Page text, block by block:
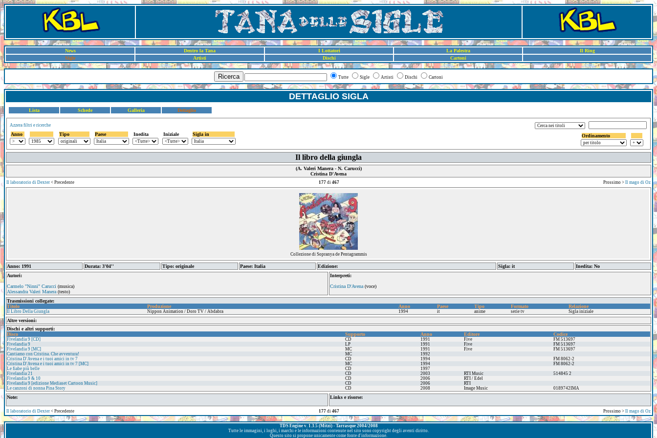
News Dentro la Tana I Lottatori La Palestra
Il Ring
Sigle
Artisti Dischi Cartoni
Ricerca Tutte Sigle Artisti Dischi Cartoni
DETTAGLIO SIGLA
Lista Schede Galleria Dettaglio
Azzera filtri e ricerche
Anno Tipo Paese Inedita Iniziale Sigla in Ordinamento
Il libro della giungla
(A. Valeri Manera - N. Carucci)
Cristina D'Avena
Il laboratorio di Dexter < Precedente 177di 467 Prossimo > Il mago di Oz
Collezione di Sopranya de Pentagrammis
Anno: 1991 Durata: 3'04'' Tipo: originale Paese: Italia Edizione: Sigla: it
Inedita: No
Autori:
Carmelo "Ninni" Carucci (musica)
Alessandra Valeri Manera (testo)
Interpreti:
Cristina D'Avena (voce)
Trasmissioni collegate:
Titolo
Produzione Anno Paese Tipo Formato Relazione
Il Libro Della Giungla Nippon Animation / Doro TV / Abdabra 1994 it anime serie tv Sigla iniziale
Altre versioni:
Dischi e altri supporti:
Disco
Supporto Anno Editore Codice
Fivelandia 9 [CD] CD 1991 Five
FM 513697
Fivelandia 9
LP 1991 Five
FM 513697
Fivelandia 9 [MC]
MC 1991 Five
FM 513697
Cantiamo con Cristina. Che avventura!
MC
1992
Cristina D'Avena e i tuoi amici in tv 7
CD 1994
FM 8062-2
Cristina D'Avena e i tuoi amici in tv 7 [MC]
MC 1994
FM 8062-2
Le fiabe più belle
CD
1997
Fivelandia 21
CD 2003 RTI Music
514845 2
Fivelandia 9 & 10
CD 2006
RTI / Edel
Fivelandia 9 [edizione Mediaset Cartoon Music]
CD 2006
RTI
Le canzoni di nonna Pina Story
CD 2008 Image Music 0189742IMA
Note: Links e risorse:
Il laboratorio di Dexter < Precedente 177di 467 Prossimo > Il mago di Oz
TDS Engine v. 1.3.5 (Mitzi) - Tarrasque 2004/2008
Tutte le immagini, i loghi, i marchi e le informazioni contenute nel sito sono copyright degli aventi diritto.
Questo sito si propone unicamente come fonte d'informazione.